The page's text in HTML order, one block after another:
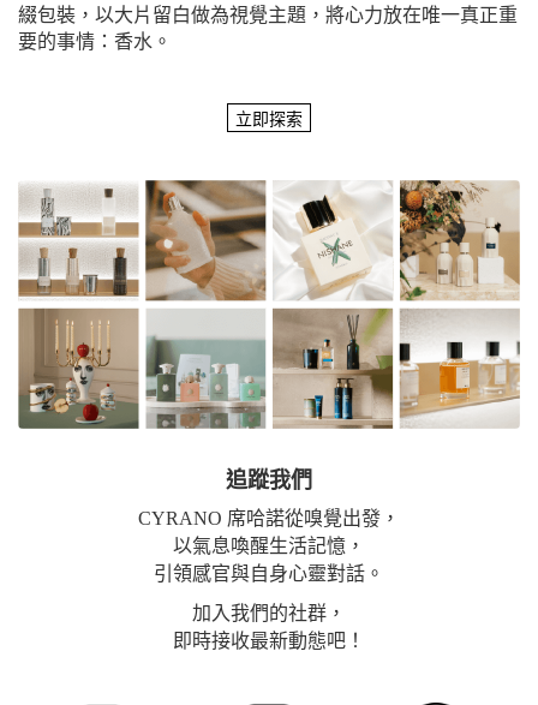
綴包裝，以大片留白做為視覺主題，將心力放在唯一真正重
要的事情：香水。
追蹤我們
CYRANO 席哈諾從嗅覺出發，
以氣息喚醒生活記憶，
引領感官與自身心靈對話。
加入我們的社群，
即時接收最新動態吧！